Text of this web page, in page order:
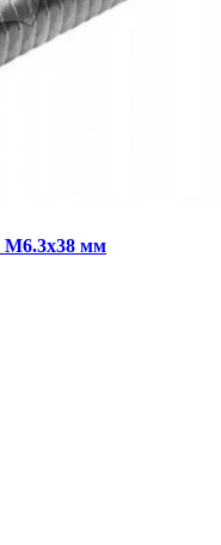
М6.3х38 мм